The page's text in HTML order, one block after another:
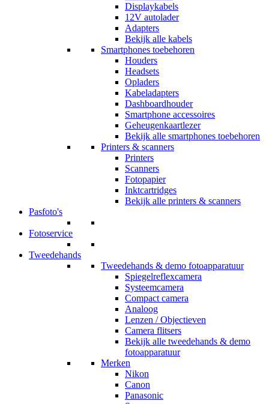
Displaykabels
12V autolader
Adapters
Bekijk alle kabels
Smartphones toebehoren
Houders
Headsets
Opladers
Kabeladapters
Dashboardhouder
Smartphone accessoires
Geheugenkaartlezer
Bekijk alle smartphones toebehoren
Printers & scanners
Printers
Scanners
Fotopapier
Inktcartridges
Bekijk alle printers & scanners
Pasfoto's
Fotoservice
Tweedehands
Tweedehands & demo fotoapparatuur
Spiegelreflexcamera
Systeemcamera
Compact camera
Analoog
Lenzen / Objectieven
Camera flitsers
Bekijk alle tweedehands & demo
fotoapparatuur
Merken
Nikon
Canon
Panasonic